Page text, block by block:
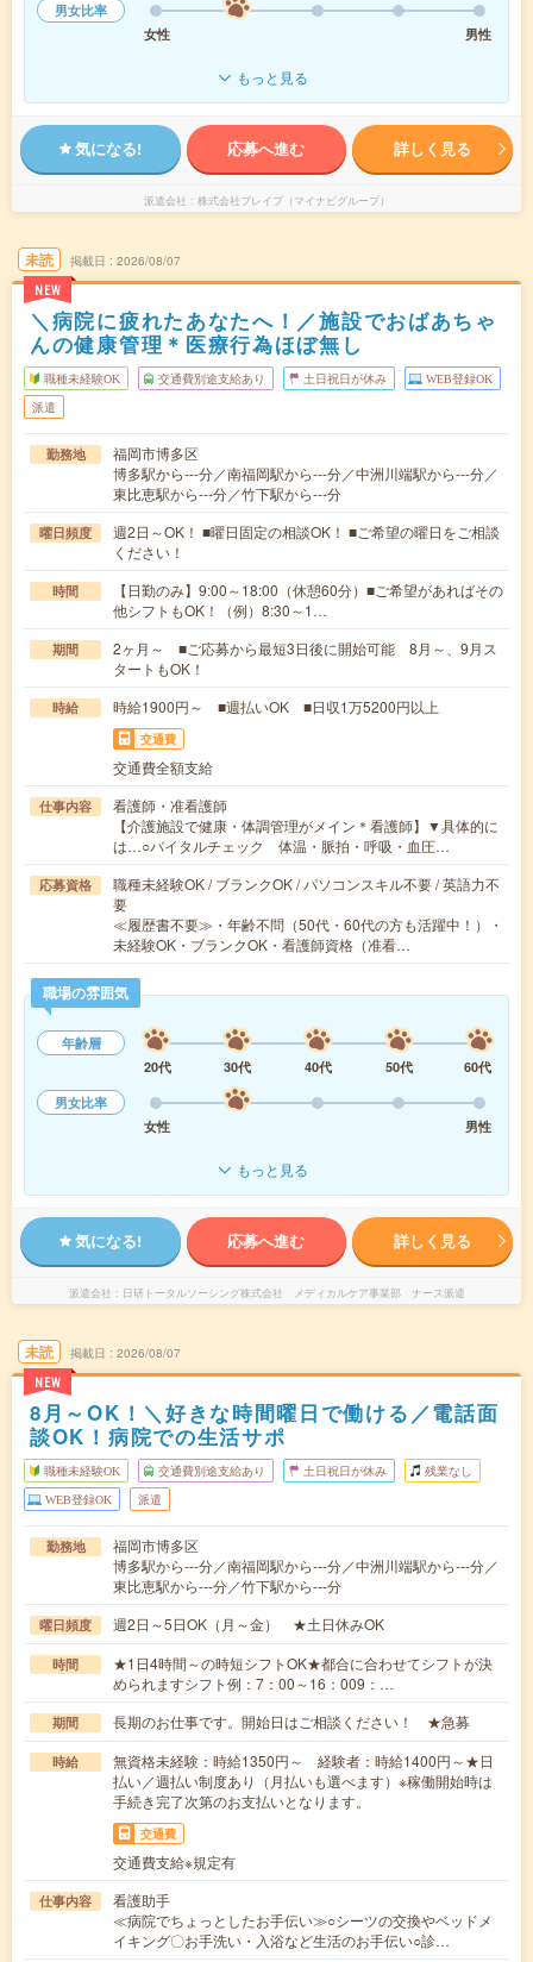
男女比率
女性
男性
もっと見る
気になる! 応募へ進む 詳しく見る
派遣会社 株式会社ブレイブ（マイナビグループ）
未読
NEW
掲載日 2026/08/07
＼病院に疲れたあなたへ！／施設でおばあちゃ
んの健康管理＊医療行為ほぼ無し
職種未経験OK 交通費別途支給あり 土日祝日が休み WEB登録OK
派遣
勤務地
福岡市博多区
博多駅から---分／南福岡駅から---分／中洲川端駅から---分／
東比恵駅から---分／竹下駅から---分
曜日頻度
週2日～OK！ ■曜日固定の相談OK！ ■ご希望の曜日をご相談
ください！
時間
【日勤のみ】9:00～18:00（休憩60分）■ご希望があればその
他シフトもOK！（例）8:30～1…
期間
2ヶ月～ ■ご応募から最短3日後に開始可能 8月～、9月ス
タートもOK！
時給 時給1900円～ ■週払いOK ■日収1万5200円以上
交通費
交通費全額支給
仕事内容
看護師・准看護師
【介護施設で健康・体調管理がメイン＊看護師】▼具体的に
は…○バイタルチェック 体温・脈拍・呼吸・血圧…
応募資格
職種未経験OK / ブランクOK / パソコンスキル不要 / 英語力不
要
≪履歴書不要≫・年齢不問（50代・60代の方も活躍中！）・
未経験OK・ブランクOK・看護師資格（准看…
職場の雰囲気
年齢層
20代
30代 40代 50代
60代
男女比率
女性
男性
もっと見る
気になる! 応募へ進む 詳しく見る
派遣会社 日研トータルソーシング株式会社 メディカルケア事業部 ナース派遣
未読
NEW
掲載日 2026/08/07
8月～OK！＼好きな時間曜日で働ける／電話面
談OK！病院での生活サポ
職種未経験OK 交通費別途支給あり 土日祝日が休み 残業なし
WEB登録OK 派遣
勤務地
福岡市博多区
博多駅から---分／南福岡駅から---分／中洲川端駅から---分／
東比恵駅から---分／竹下駅から---分
曜日頻度 週2日～5日OK（月～金） ★土日休みOK
時間
★1日4時間～の時短シフトOK★都合に合わせてシフトが決
められますシフト例：7：00～16：009：…
期間 長期のお仕事です。開始日はご相談ください！ ★急募
時給
無資格未経験：時給1350円～ 経験者：時給1400円～★日
払い／週払い制度あり（月払いも選べます）※稼働開始時は
手続き完了次第のお支払いとなります。
交通費
交通費支給※規定有
仕事内容
看護助手
≪病院でちょっとしたお手伝い≫○シーツの交換やベッドメ
イキング〇お手洗い・入浴など生活のお手伝い○診…